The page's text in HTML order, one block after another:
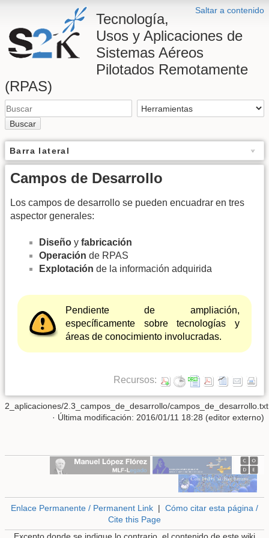
Saltar a contenido
Tecnología,
Usos y Aplicaciones de
Sistemas Aéreos
Pilotados Remotamente
(RPAS)
Buscar
Barra lateral
Campos de Desarrollo
Los campos de desarrollo se pueden encuadrar en tres
aspector generales:
Diseño y fabricación
Operación de RPAS
Explotación de la información adquirida
Pendiente de ampliación,
específicamente sobre tecnologías y
áreas de conocimiento involucradas.
Recursos:
2_aplicaciones/2.3_campos_de_desarrollo/campos_de_desarrollo.txt
· Última modificación: 2016/01/11 18:28 (editor externo)
Enlace Permanente / Permanent Link | Cómo citar esta página /
Cite this Page
Excepto donde se indique lo contrario, el contenido de este wiki